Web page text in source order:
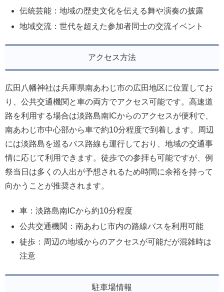
伝統芸能：地域の歴史文化を伝える舞や演奏の披露
地域交流：世代を超えた参加者同士の交流イベント
アクセス方法
広田八幡神社は兵庫県南あわじ市の広田地区に位置してお
り、公共交通機関と車の両方でアクセス可能です。高速道
路を利用する場合は淡路島南ICからのアクセスが便利で、
南あわじ市中心部から車で約10分程度で到着します。周辺
には淡路島を巡るバス路線も運行しており、地域の交通事
情に応じて利用できます。徒歩での参拝も可能ですが、例
祭当日は多くの人出が予想されるため時間に余裕を持って
向かうことが推奨されます。
車：淡路島南ICから約10分程度
公共交通機関：南あわじ市内の路線バスを利用可能
徒歩：周辺の地域からのアクセスが可能だが混雑時は
注意
駐車場情報